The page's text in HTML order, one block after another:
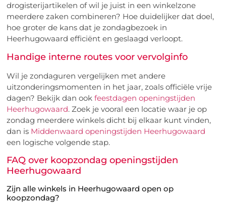
drogisterijartikelen of wil je juist in een winkelzone
meerdere zaken combineren? Hoe duidelijker dat doel,
hoe groter de kans dat je zondagbezoek in
Heerhugowaard efficiënt en geslaagd verloopt.
Handige interne routes voor vervolginfo
Wil je zondaguren vergelijken met andere
uitzonderingsmomenten in het jaar, zoals officiële vrije
dagen? Bekijk dan ookfeestdagen openingstijden
Heerhugowaard. Zoek je vooral een locatie waar je op
zondag meerdere winkels dicht bij elkaar kunt vinden,
dan is Middenwaard openingstijden Heerhugowaard
een logische volgende stap.
FAQ over koopzondag openingstijden
Heerhugowaard
Zijn alle winkels in Heerhugowaard open op
koopzondag?